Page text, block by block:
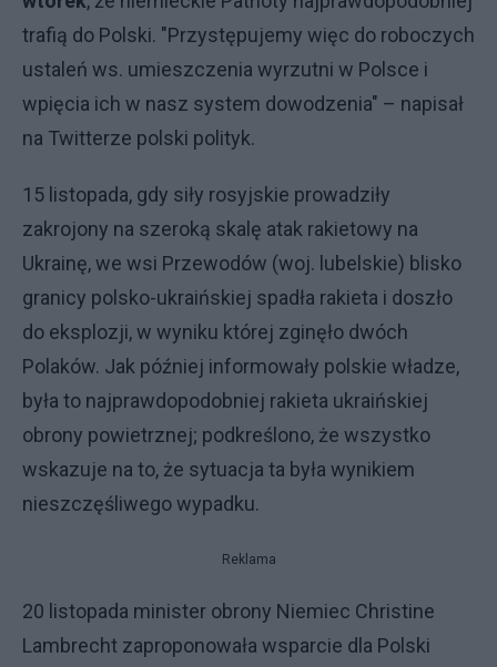
trafią do Polski. "Przystępujemy więc do roboczych
ustaleń ws. umieszczenia wyrzutni w Polsce i
wpięcia ich w nasz system dowodzenia" – napisał
na Twitterze polski polityk.
15 listopada, gdy siły rosyjskie prowadziły
zakrojony na szeroką skalę atak rakietowy na
Ukrainę, we wsi Przewodów (woj. lubelskie) blisko
granicy polsko-ukraińskiej spadła rakieta i doszło
do eksplozji, w wyniku której zginęło dwóch
Polaków. Jak później informowały polskie władze,
była to najprawdopodobniej rakieta ukraińskiej
obrony powietrznej; podkreślono, że wszystko
wskazuje na to, że sytuacja ta była wynikiem
nieszczęśliwego wypadku.
Reklama
20 listopada minister obrony Niemiec Christine
Lambrecht zaproponowała wsparcie dla Polski